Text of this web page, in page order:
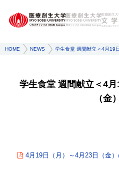
HOME NEWS 学生食堂 週間献立＜4月19
学生食堂 週間献立＜4
（金
4月19日（月）～4月23日（金